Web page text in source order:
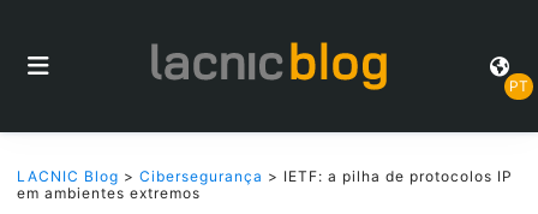
PT
LACNIC Blog > Cibersegurança > IETF: a pilha de protocolos IP
em ambientes extremos